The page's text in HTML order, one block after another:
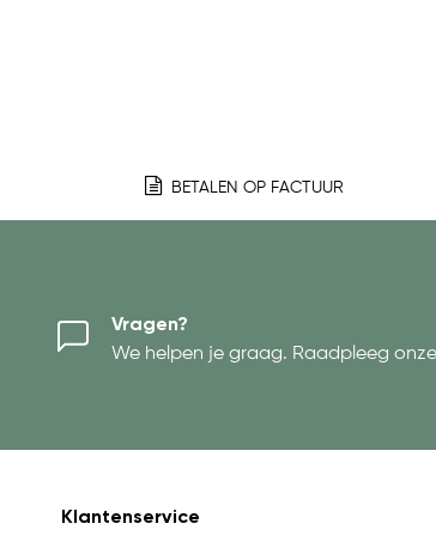
BETALEN OP FACTUUR
Vragen?
We helpen je graag. Raadpleeg
Klantenservice